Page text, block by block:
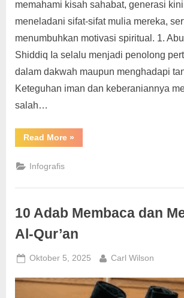
memahami kisah sahabat, generasi
meneladani sifat-sifat mulia mereka,
menumbuhkan motivasi spiritual. 1.
Shiddiq Ia selalu menjadi penolong
dalam dakwah maupun menghadapi
Keteguhan iman dan keberaniannya
salah…
Read More“10
Sahabat
»
Infografis
10 Adab Membaca dan
Al-Qur’an
Posted
Oktober 5, 2025 By
Carl Wilson